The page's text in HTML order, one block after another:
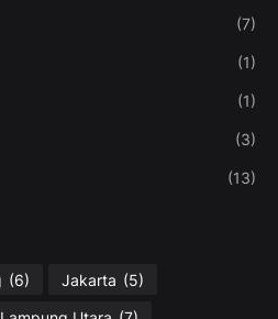
(7)
(1)
(1)
(3)
(13)
(6) Jakarta (5)